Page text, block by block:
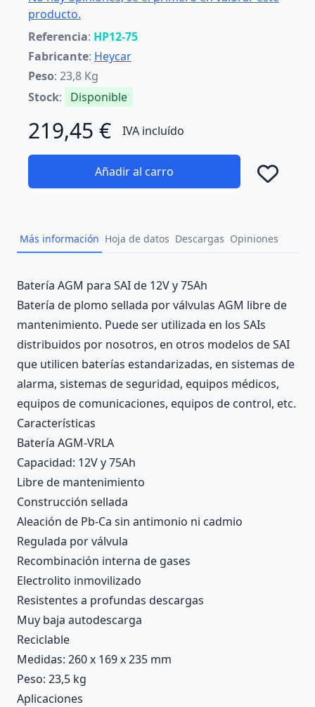
producto.
Referencia: HP12-75
Fabricante: Heycar
Peso: 23,8 Kg
Stock: Disponible
219,45 € IVA incluído
Añadir al carro
Más información Hoja de datos Descargas Opiniones
Description
Batería AGM para SAI de 12V y 75Ah
Batería de plomo sellada por válvulas AGM libre de
mantenimiento. Puede ser utilizada en los SAIs
distribuidos por nosotros, en otros modelos de SAI
que utilicen baterías estandarizadas, en sistemas de
alarma, sistemas de seguridad, equipos médicos,
equipos de comunicaciones, equipos de control, etc.
Características
Batería AGM-VRLA
Capacidad: 12V y 75Ah
Libre de mantenimiento
Construcción sellada
Aleación de Pb-Ca sin antimonio ni cadmio
Regulada por válvula
Recombinación interna de gases
Electrolito inmovilizado
Resistentes a profundas descargas
Muy baja autodescarga
Reciclable
Medidas: 260 x 169 x 235 mm
Peso: 23,5 kg
Aplicaciones